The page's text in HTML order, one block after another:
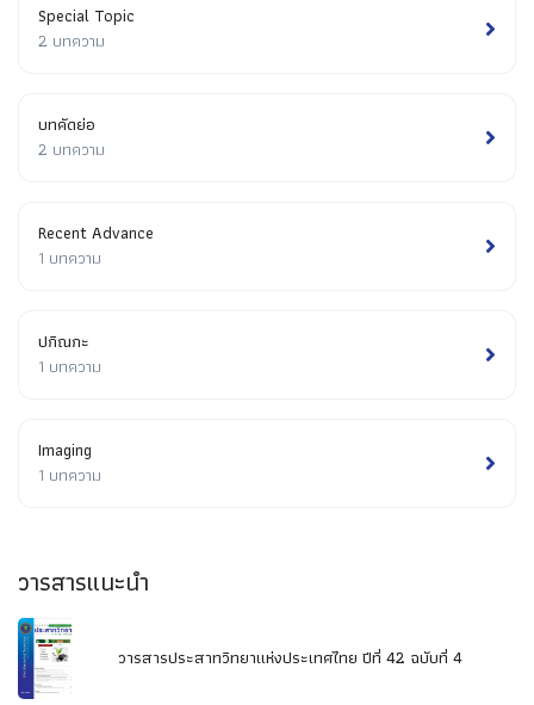
Special Topic
2 บทความ
บทคัดย่อ
2 บทความ
Recent Advance
1 บทความ
ปกิณกะ
1 บทความ
Imaging
1 บทความ
วารสารแนะนำ
วารสารประสาทวิทยาแห่งประเทศไทย ปีที่ 42 ฉบับที่ 4